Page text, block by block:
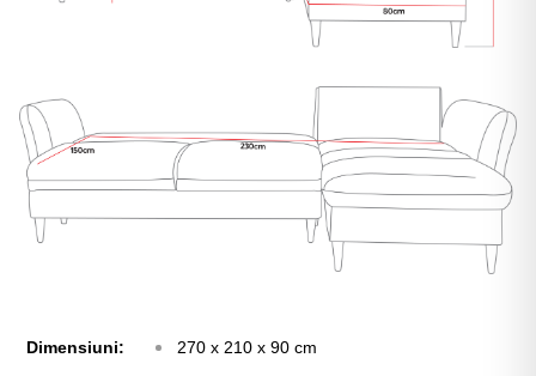
Dimensiuni: 270 x 210 x 90 cm